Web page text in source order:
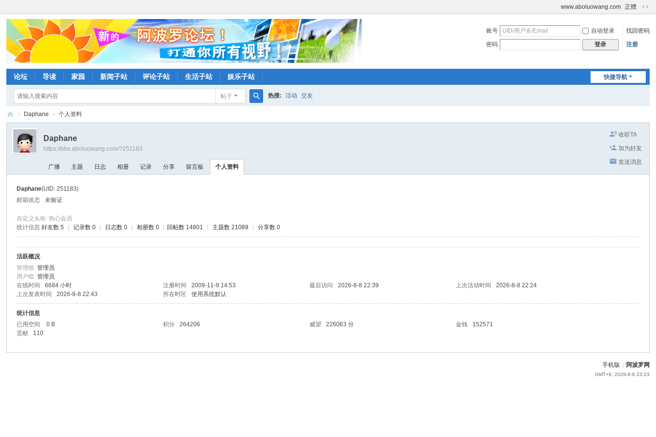
www.aboluowang.com 正體
切
到
账号 自动登录
找回密码
密码
登录 注册
快捷导航
论坛 导读 家园 新闻子站 评论子站 生活子站 娱乐子站
帖子
索
热搜: 活动 交友
阿
罗
› Daphane › 个人资料
收听TA
加为好友
发送消息
Daphane
https://bbs.aboluowang.com/?251183
广播 主题 日志 相册 记录 分享 留言板 个人资料
Daphane(UID: 251183)
邮箱状态
未验证
自定义头衔热心会员
统计信息 好友数 5 记录数 0 日志数 0 相册数 0 回帖数 14801 主题数 21089 分享数 0
活跃概况
管理组管理员
用户组管理员
在线时间
6684 小时 注册时间 2009-11-9 14:53 最后访问 2026-8-8 22:39 上次活动时间
2026-8-8 22:24
上次发表时间
2026-8-8 22:43 所在时区 使用系统默认
统计信息
已用空间
0 B 积分 264206 威望 226063 分 金钱
152571
贡献
110
手机版 阿波罗网
GMT+8, 2026-8-8 23:23